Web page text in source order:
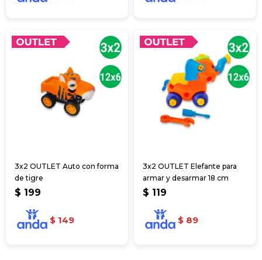
3x2 OUTLET Auto con forma
de tigre
$ 199
$ 149
3x2 OUTLET Elefante para
armar y desarmar 18 cm
$ 119
$ 89